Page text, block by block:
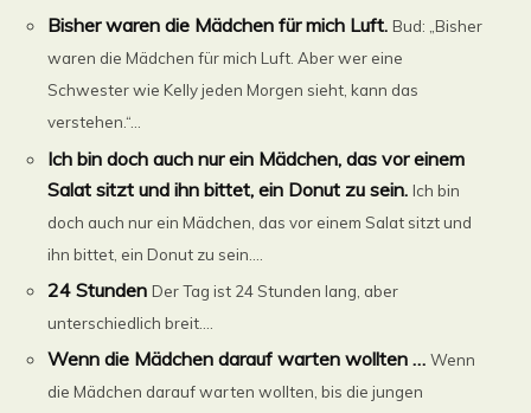
Bisher waren die Mädchen für mich Luft. Bud: „Bisher
waren die Mädchen für mich Luft. Aber wer eine
Schwester wie Kelly jeden Morgen sieht, kann das
verstehen.“...
Ich bin doch auch nur ein Mädchen, das vor einem
Salat sitzt und ihn bittet, ein Donut zu sein. Ich bin
doch auch nur ein Mädchen, das vor einem Salat sitzt und
ihn bittet, ein Donut zu sein....
24 Stunden Der Tag ist 24 Stunden lang, aber
unterschiedlich breit....
Wenn die Mädchen darauf warten wollten … Wenn
die Mädchen darauf warten wollten, bis die jungen